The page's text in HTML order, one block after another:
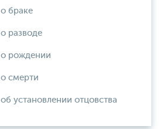
браке
разводе
о рождении
смерти
установлении отцовства